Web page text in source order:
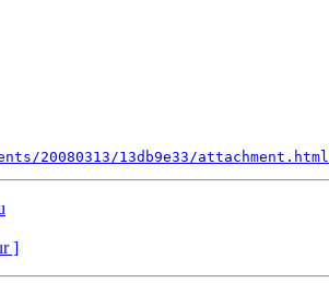
20080313/13db9e33/attachment.html
]